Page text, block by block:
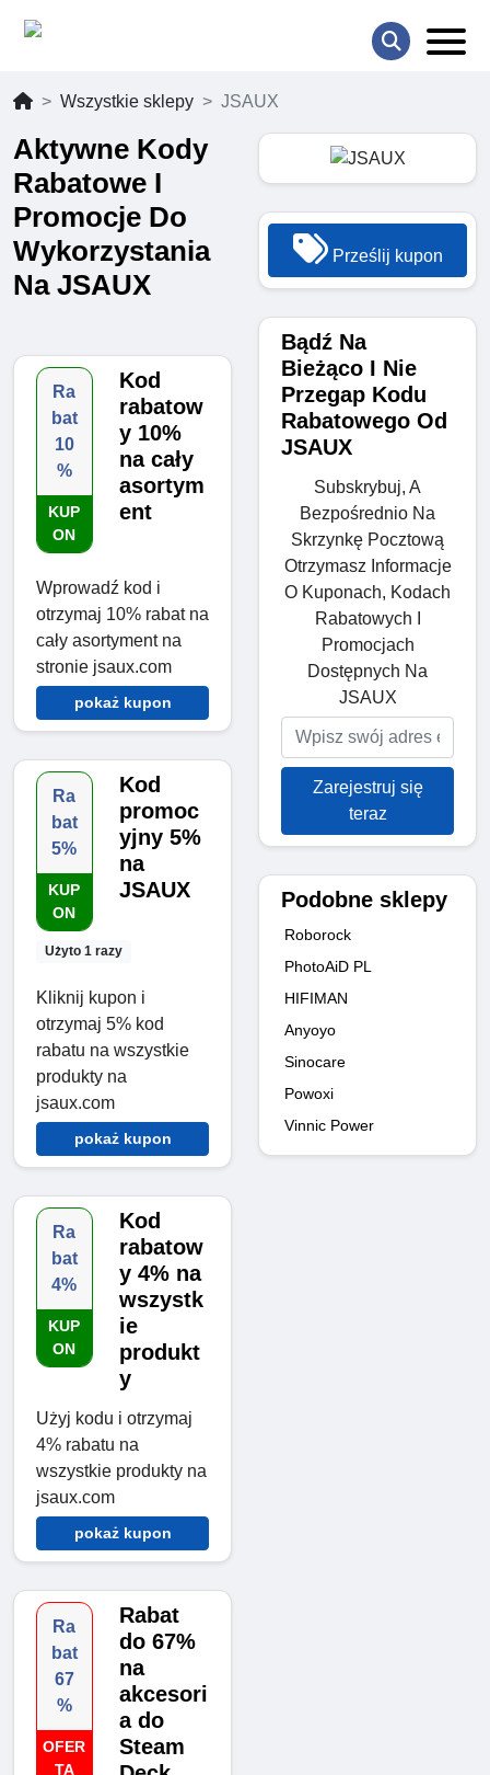
Wszystkie sklepy JSAUX
Aktywne Kody
Rabatowe I
Promocje Do
Wykorzystania
Na JSAUX
Ra
bat
10
%
KUP
ON
Kod
rabatow
y 10%
na cały
asortym
ent
Wprowadź kod i
otrzymaj 10% rabat na
cały asortyment na
stronie jsaux.com
pokaż kupon
Ra
bat
5%
KUP
ON
Użyto 1 razy
Kod
promoc
yjny 5%
na
JSAUX
Kliknij kupon i
otrzymaj 5% kod
rabatu na wszystkie
produkty na
jsaux.com
pokaż kupon
Ra
bat
4%
KUP
ON
Kod
rabatow
y 4% na
wszystk
ie
produkt
y
Użyj kodu i otrzymaj
4% rabatu na
wszystkie produkty na
jsaux.com
pokaż kupon
Ra
bat
67
%
OFER
TA
Rabat
do 67%
na
akcesori
a do
Steam
Prześlij kupon
Bądź Na
Bieżąco I Nie
Przegap Kodu
Rabatowego Od
JSAUX
Subskrybuj, A
Bezpośrednio Na
Skrzynkę Pocztową
Otrzymasz Informacje
O Kuponach, Kodach
Rabatowych I
Promocjach
Dostępnych Na
JSAUX
Zarejestruj się
teraz
Podobne sklepy
Roborock
PhotoAiD PL
HIFIMAN
Anyoyo
Sinocare
Powoxi
Vinnic Power